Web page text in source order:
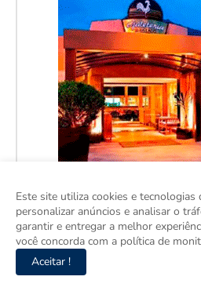
Este site utiliza cookies e tecnologias
personalizar anúncios e analisar o
garantir e entregar a melhor
você concorda com a política de
Aceitar !